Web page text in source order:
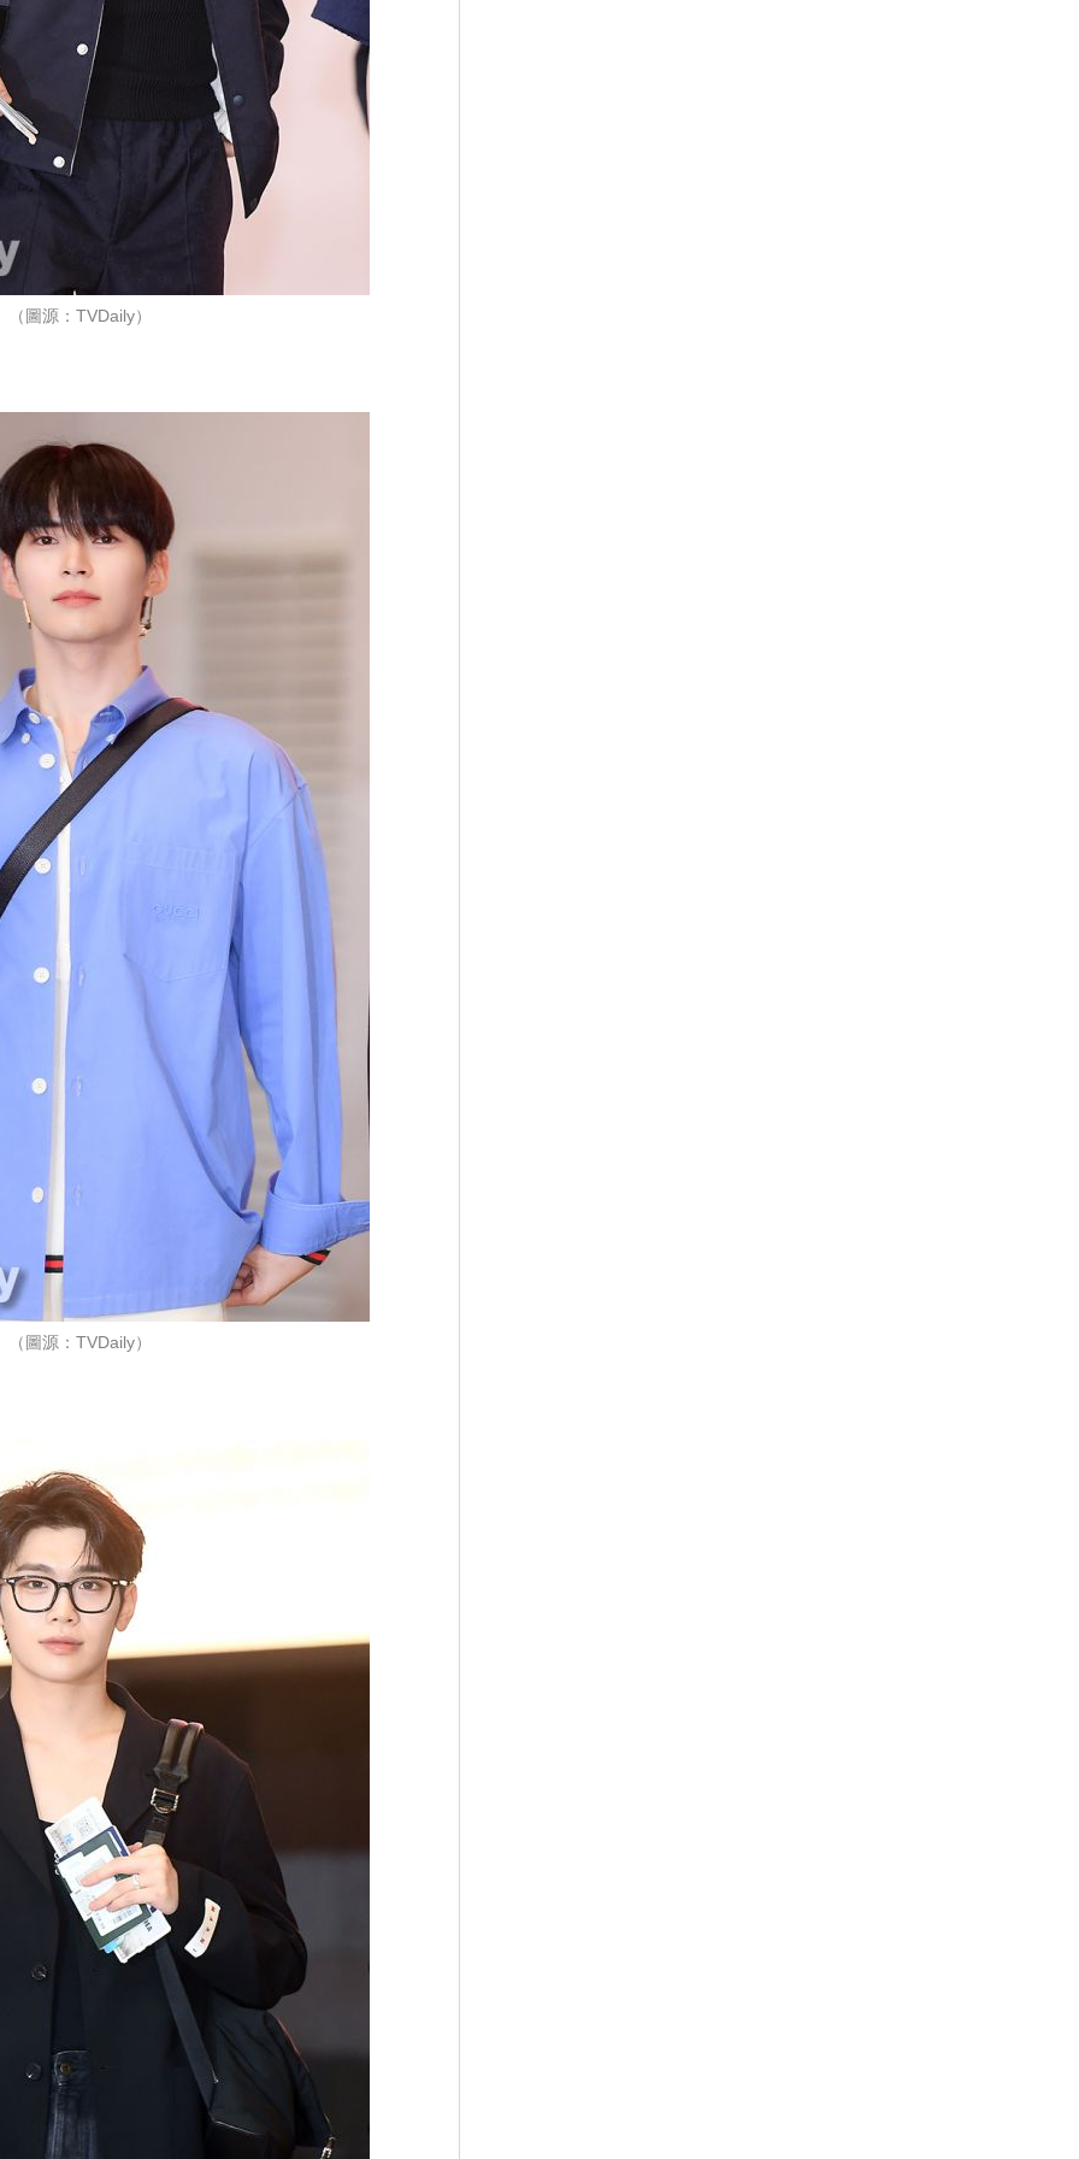
（圖源：TVDaily）
（圖源：TVDaily）